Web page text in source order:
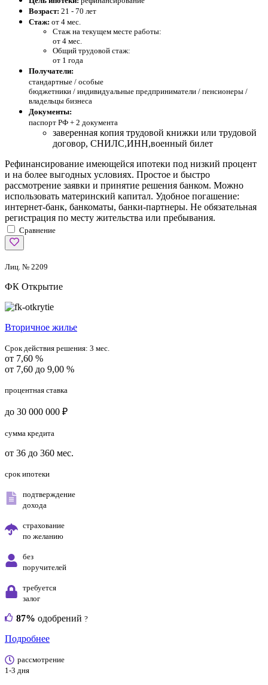
Возраст: 21 - 70 лет
Стаж: от 4 мес.
Стаж на текущем месте работы:
от 4 мес.
Общий трудовой стаж:
от 1 года
Получатели:
стандартные / особые
бюджетники / индивидуальные предприниматели / пенсионеры /
владельцы бизнеса
Документы:
паспорт РФ + 2 документа
заверенная копия трудовой книжки или трудовой
договор, СНИЛС,ИНН,военный билет
Рефинансирование имеющейся ипотеки под низкий процент
и на более выгодных условиях. Простое и быстро
рассмотрение заявки и принятие решения банком. Можно
использовать материнский капитал. Удобное погашение:
интернет-банк, банкоматы, банки-партнеры. Не обязательная
регистрация по месту жительства или пребывания.
Сравнение
Лиц. № 2209
ФК Открытие
Вторичное жилье
Срок действия решения: 3 мес.
от 7,60 %
от 7,60 до 9,00 %
процентная ставка
до 30 000 000 ₽
сумма кредита
от 36 до 360 мес.
срок ипотеки
подтверждение
дохода
страхование
по желанию
без
поручителей
требуется
залог
87% одобрений ?
Подробнее
рассмотрение
1-3 дня